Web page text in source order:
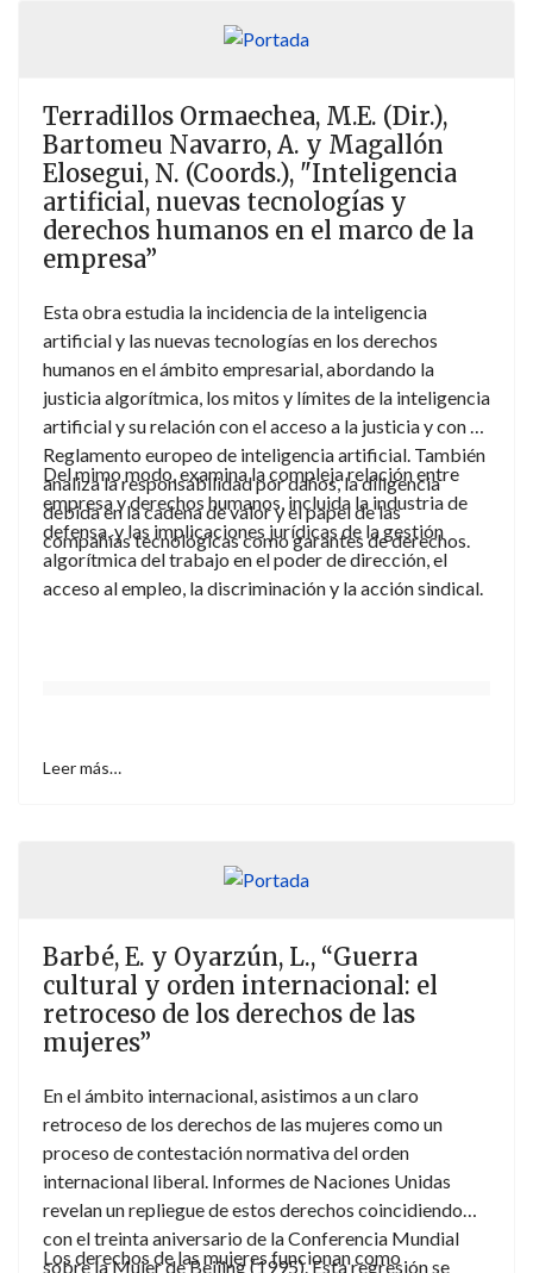
and systematically summarizes the institutional
external relations in a fragile world order, revealing
core aspects and characteristics of EU politics.
Terradillos Ormaechea, M.E. (Dir.),
Bartomeu Navarro, A. y Magallón
Elosegui, N. (Coords.), "Inteligencia
artificial, nuevas tecnologías y
derechos humanos en el marco de la
empresa”
Esta obra estudia la incidencia de la inteligencia
artificial y las nuevas tecnologías en los derechos
humanos en el ámbito empresarial, abordando la
justicia algorítmica, los mitos y límites de la inteligencia
artificial y su relación con el acceso a la justicia y con el
Reglamento europeo de inteligencia artificial. También
analiza la responsabilidad por daños, la diligencia
debida en la cadena de valor y el papel de las
compañías tecnológicas como garantes de derechos.
Del mimo modo, examina la compleja relación entre
empresa y derechos humanos, incluida la industria de
defensa, y las implicaciones jurídicas de la gestión
algorítmica del trabajo en el poder de dirección, el
acceso al empleo, la discriminación y la acción sindical.
Leer más…
Barbé, E. y Oyarzún, L., “Guerra
cultural y orden internacional: el
retroceso de los derechos de las
mujeres”
En el ámbito internacional, asistimos a un claro
retroceso de los derechos de las mujeres como un
proceso de contestación normativa del orden
internacional liberal. Informes de Naciones Unidas
revelan un repliegue de estos derechos coincidiendo
con el treinta aniversario de la Conferencia Mundial
sobre la Mujer de Beijing (1995). Esta regresión se
Los derechos de las mujeres funcionan como